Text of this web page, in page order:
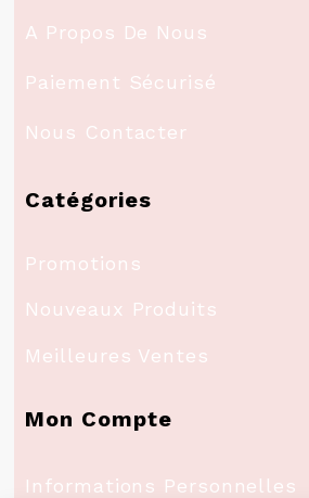
A Propos De Nous
Paiement Sécurisé
Nous Contacter
Catégories
Promotions
Nouveaux Produits
Meilleures Ventes
Mon Compte
Informations Personnelles